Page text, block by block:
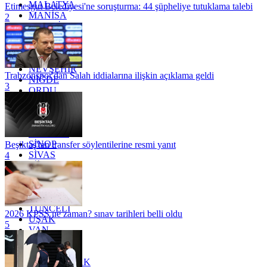
MALATYA
MANİSA
MARDİN
MERSİN
MUĞLA
MUŞ
NEVŞEHİR
NİĞDE
ORDU
OSMANİYE
RİZE
SAKARYA
SİNOP
SİVAS
SİİRT
TEKİRDAĞ
TOKAT
TRABZON
TUNCELİ
UŞAK
VAN
YALOVA
YOZGAT
ZONGULDAK
Etimesgut Belediyesi'ne soruşturma: 44 şüpheliye tutuklama talebi
2
Trabzonspor'dan Salah iddialarına ilişkin açıklama geldi
3
Beşiktaş'tan transfer söylentilerine resmi yanıt
4
2026 KPSS ne zaman? sınav tarihleri belli oldu
5